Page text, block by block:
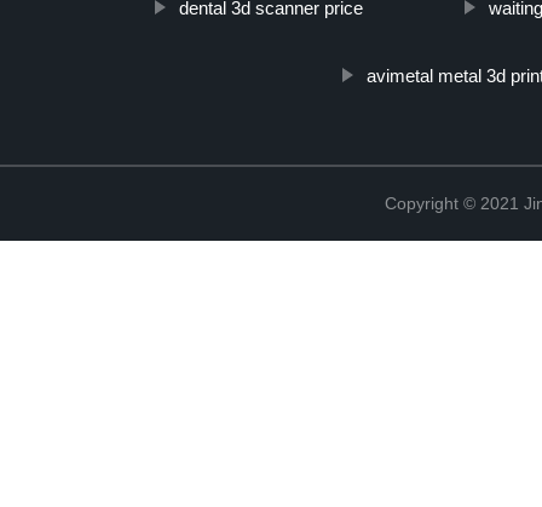
dental 3d scanner price
avimetal metal 3d
Copyright © 2021